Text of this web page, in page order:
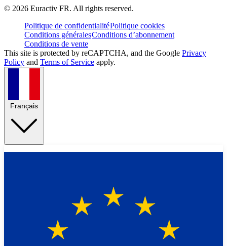
© 2026 Euractiv FR. All rights reserved.
Politique de confidentialitéPolitique cookies
Conditions généralesConditions d’abonnement
Conditions de vente
This site is protected by reCAPTCHA, and the Google Privacy
Policy and Terms of Service apply.
Français